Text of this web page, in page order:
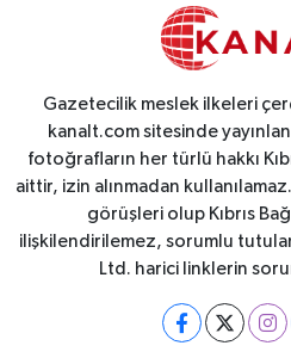
Gazetecilik meslek ilkeleri
kanalt.com sitesinde
fotoğrafların her türlü hakkı
aittir, izin alınmadan
görüşleri olup Kıbrıs
ilişkilendirilemez, sorumlu
Ltd. harici linklerin